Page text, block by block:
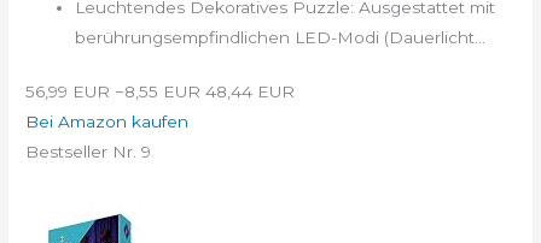
Leuchtendes Dekoratives Puzzle: Ausgestattet mit
berührungsempfindlichen LED-Modi (Dauerlicht...
56,99 EUR −8,55 EUR 48,44 EUR
Bei Amazon kaufen
Bestseller Nr. 9